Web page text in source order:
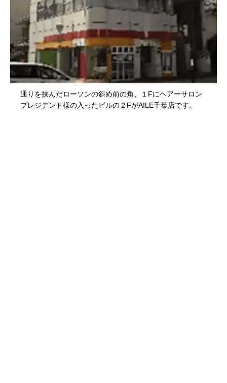
通りを挟んだローソンの斜め前の角、１Fにヘアーサロン
プレジデント様の入ったビルの２FがAILE千葉店です。